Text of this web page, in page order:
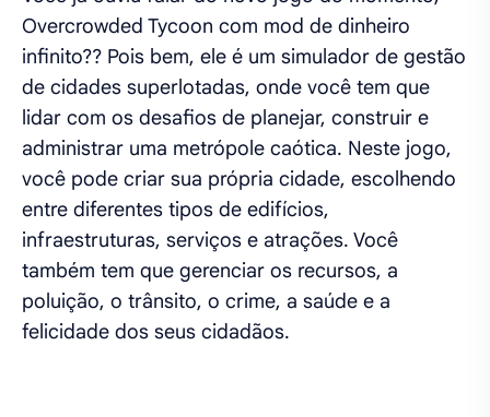
Overcrowded Tycoon com mod de dinheiro
infinito?? Pois bem, ele é um simulador de gestão
de cidades superlotadas, onde você tem que
lidar com os desafios de planejar, construir e
administrar uma metrópole caótica. Neste jogo,
você pode criar sua própria cidade, escolhendo
entre diferentes tipos de edifícios,
infraestruturas, serviços e atrações. Você
também tem que gerenciar os recursos, a
poluição, o trânsito, o crime, a saúde e a
felicidade dos seus cidadãos.